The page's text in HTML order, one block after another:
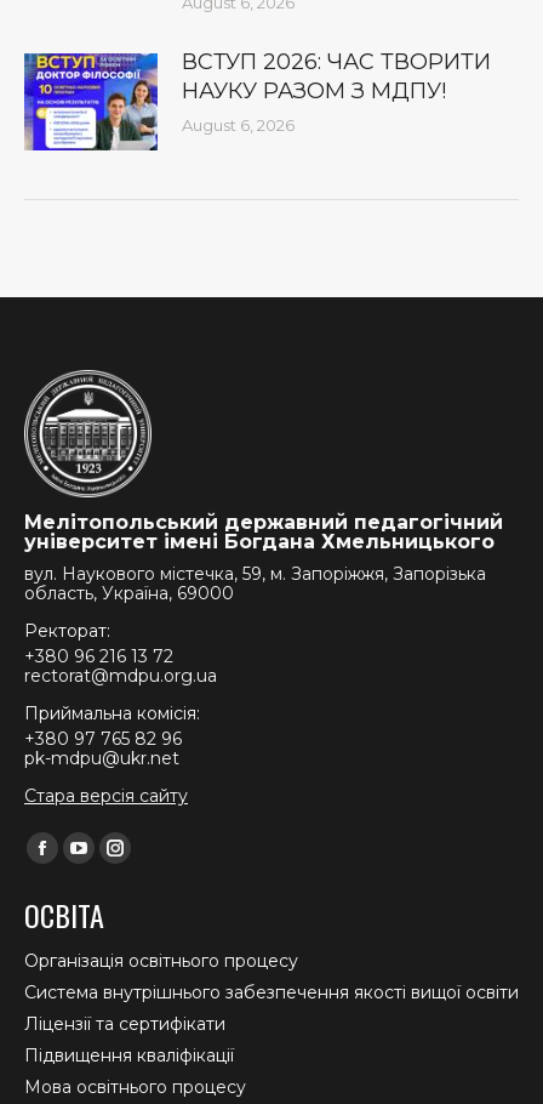
ВСТУП 2026: ЧАС ТВОРИТИ
НАУКУ РАЗОМ З МДПУ!
August 6, 2026
Мелітопольський державний педагогічний
університет імені Богдана Хмельницького
вул. Наукового містечка, 59, м. Запоріжжя, Запорізька
область, Україна, 69000
Ректорат:
+380 96 216 13 72
rectorat@mdpu.org.ua
Приймальна комісія:
+380 97 765 82 96
pk-mdpu@ukr.net
Стара версія сайту
Find us on:
Facebook
opens
in
new
window
YouTube
opens
in
new
window
Instagram
in
new
window
ОСВІТА
Організація освітнього процесу
Система внутрішнього забезпечення якості вищої освіти
Ліцензії та сертифікати
Підвищення кваліфікації
Мова освітнього процесу